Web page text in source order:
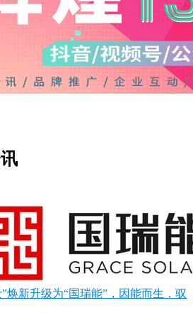
焕新升级为“国瑞能”，因能而生，驭